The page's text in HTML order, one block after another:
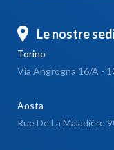
Le nostre
Torino
Via Angrogna 16/A -
Aosta
Rue De La Maladière